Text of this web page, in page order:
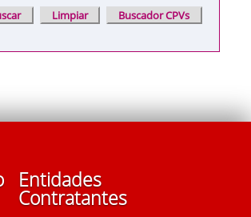
Entidades
Contratantes